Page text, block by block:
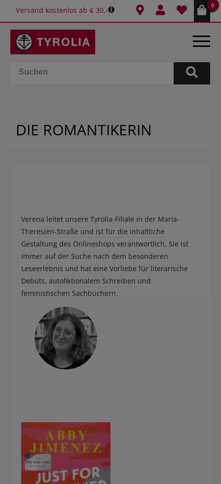
Versand kostenlos ab € 30,-
0
BÜCHER
SPIELE
SCHULE & BÜRO
BUCHTIPPS
DIE ROMANTIKERIN
Verena leitet unsere Tyrolia-Filiale in der Maria-
Theresien-Straße und ist für die inhaltliche
Gestaltung des Onlineshops verantwortlich. Sie ist
immer auf der Suche nach dem besonderen
Leseerlebnis und hat eine Vorliebe für literarische
Debüts, autofiktionalem Schreiben und
feministischen Sachbüchern.